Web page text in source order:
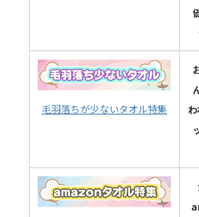
毛羽落ちが少ないタオル特集